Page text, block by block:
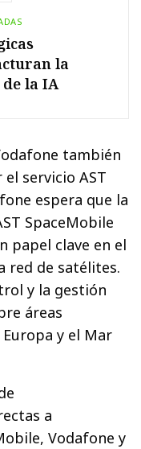
la
la IA
también
servicio AST
espera que la
SpaceMobile
papel clave en el
red de satélites.
y la gestión
áreas
y el Mar
a
Vodafone y